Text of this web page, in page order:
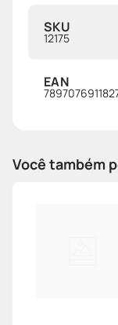
SKU
12175
EAN
Você também